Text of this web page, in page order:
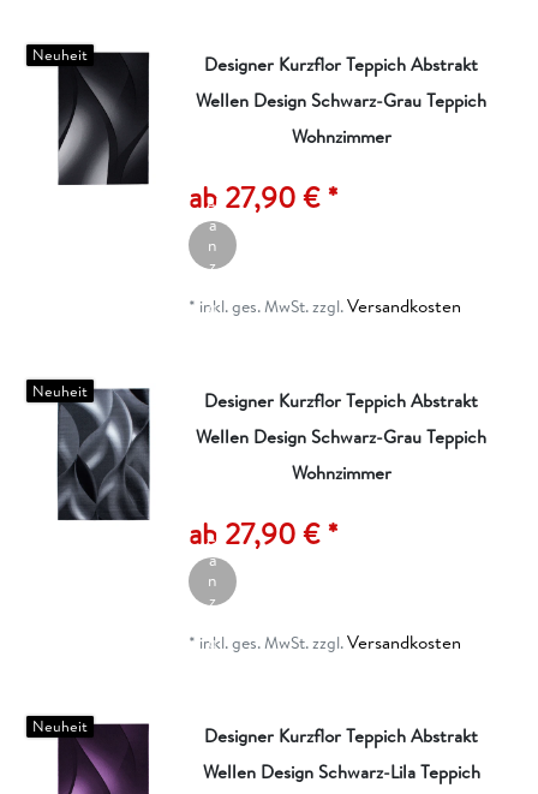
Neuheit
Designer Kurzflor Teppich Abstrakt
Wellen Design Schwarz-Grau Teppich
Wohnzimmer
ab 27,90 € *
ik
el
a
n
z
g
* inkl. ges. MwSt.zzgl.Versandkosten
Neuheit
Designer Kurzflor Teppich Abstrakt
Wellen Design Schwarz-Grau Teppich
Wohnzimmer
ab 27,90 € *
ik
el
a
n
z
g
* inkl. ges. MwSt.zzgl.Versandkosten
Neuheit
Designer Kurzflor Teppich Abstrakt
Wellen Design Schwarz-Lila Teppich